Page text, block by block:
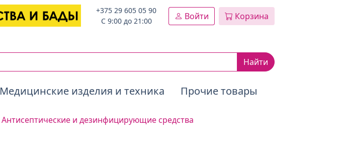
+375 29 605 05 90
C 9:00 до 21:00
Войти Корзина
Найти
Медицинские изделия и техника Прочие товары
Антисептические и дезинфицирующие средства